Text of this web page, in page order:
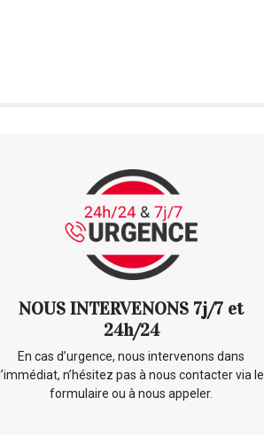
NOUS INTERVENONS 7j/7 et
24h/24
En cas d’urgence, nous intervenons dans
l’immédiat, n’hésitez pas à nous contacter via le
formulaire ou à nous appeler.